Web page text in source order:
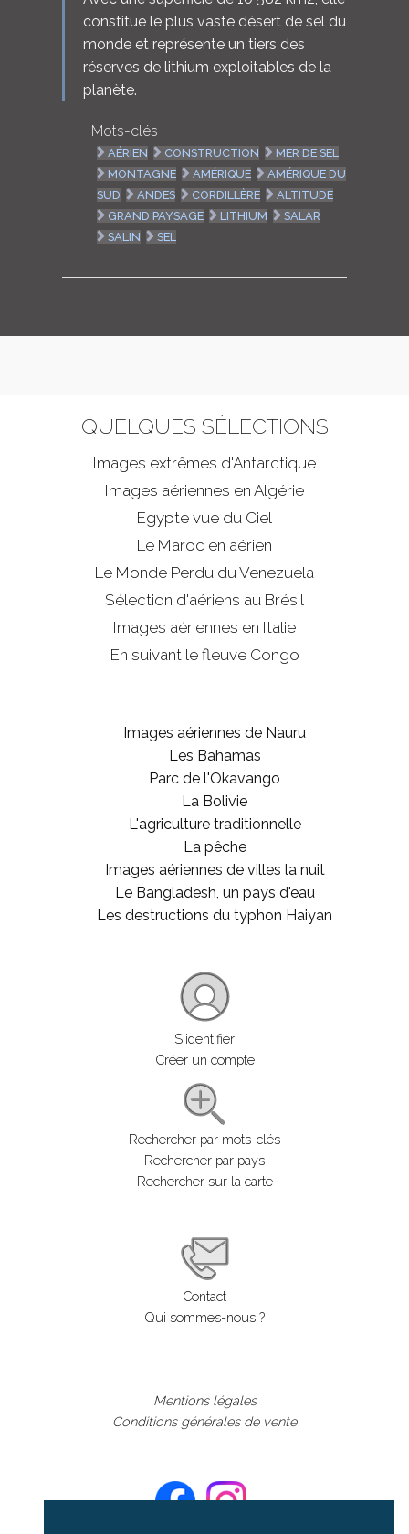
constitue le plus vaste désert de sel du
monde et représente un tiers des
réserves de lithium exploitables de la
planète.
Mots-clés :
AÉRIEN CONSTRUCTION
MER DE SEL
MONTAGNE
AMÉRIQUE
AMÉRIQUE DU
SUD
ANDES CORDILLÈRE
ALTITUDE
GRAND PAYSAGE
LITHIUM
SALAR
SALIN
SEL
QUELQUES SÉLECTIONS
Images extrêmes d'Antarctique
Images aériennes en Algérie
Egypte vue du Ciel
Le Maroc en aérien
Le Monde Perdu du Venezuela
Sélection d'aériens au Brésil
Images aériennes en Italie
En suivant le fleuve Congo
Images aériennes de Nauru
Les Bahamas
Parc de l'Okavango
La Bolivie
L'agriculture traditionnelle
La pêche
Images aériennes de villes la nuit
Le Bangladesh, un pays d'eau
Les destructions du typhon Haiyan
S'identifier
Créer un compte
Rechercher par mots-clés
Rechercher par pays
Rechercher sur la carte
Contact
Qui sommes-nous ?
Mentions légales
Conditions générales de vente